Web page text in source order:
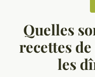
Quelles
recettes
les